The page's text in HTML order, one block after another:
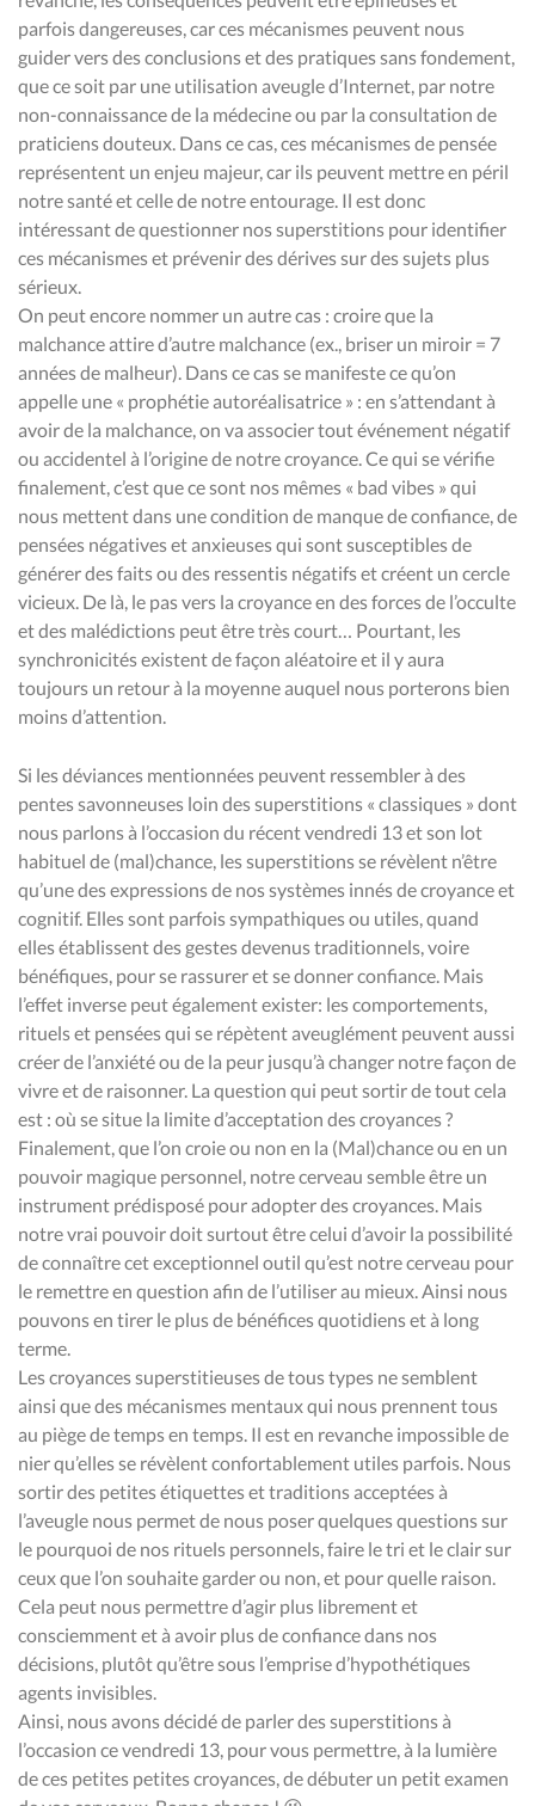
parfois dangereuses, car ces mécanismes peuvent nous
guider vers des conclusions et des pratiques sans fondement,
que ce soit par une utilisation aveugle d’Internet, par notre
non-connaissance de la médecine ou par la consultation de
praticiens douteux. Dans ce cas, ces mécanismes de pensée
représentent un enjeu majeur, car ils peuvent mettre en péril
notre santé et celle de notre entourage. Il est donc
intéressant de questionner nos superstitions pour identifier
ces mécanismes et prévenir des dérives sur des sujets plus
sérieux.
On peut encore nommer un autre cas : croire que la
malchance attire d’autre malchance (ex., briser un miroir = 7
années de malheur). Dans ce cas se manifeste ce qu’on
appelle une « prophétie autoréalisatrice » : en s’attendant à
avoir de la malchance, on va associer tout événement négatif
ou accidentel à l’origine de notre croyance. Ce qui se vérifie
finalement, c’est que ce sont nos mêmes « bad vibes » qui
nous mettent dans une condition de manque de confiance, de
pensées négatives et anxieuses qui sont susceptibles de
générer des faits ou des ressentis négatifs et créent un cercle
vicieux. De là, le pas vers la croyance en des forces de l’occulte
et des malédictions peut être très court… Pourtant, les
synchronicités existent de façon aléatoire et il y aura
toujours un retour à la moyenne auquel nous porterons bien
moins d’attention.
Si les déviances mentionnées peuvent ressembler à des
pentes savonneuses loin des superstitions « classiques » dont
nous parlons à l’occasion du récent vendredi 13 et son lot
habituel de (mal)chance, les superstitions se révèlent n’être
qu’une des expressions de nos systèmes innés de croyance et
cognitif. Elles sont parfois sympathiques ou utiles, quand
elles établissent des gestes devenus traditionnels, voire
bénéfiques, pour se rassurer et se donner confiance. Mais
l’effet inverse peut également exister: les comportements,
rituels et pensées qui se répètent aveuglément peuvent aussi
créer de l’anxiété ou de la peur jusqu’à changer notre façon de
vivre et de raisonner. La question qui peut sortir de tout cela
est : où se situe la limite d’acceptation des croyances ?
Finalement, que l’on croie ou non en la (Mal)chance ou en un
pouvoir magique personnel, notre cerveau semble être un
instrument prédisposé pour adopter des croyances. Mais
notre vrai pouvoir doit surtout être celui d’avoir la possibilité
de connaître cet exceptionnel outil qu’est notre cerveau pour
le remettre en question afin de l’utiliser au mieux. Ainsi nous
pouvons en tirer le plus de bénéfices quotidiens et à long
terme.
Les croyances superstitieuses de tous types ne semblent
ainsi que des mécanismes mentaux qui nous prennent tous
au piège de temps en temps. Il est en revanche impossible de
nier qu’elles se révèlent confortablement utiles parfois. Nous
sortir des petites étiquettes et traditions acceptées à
l’aveugle nous permet de nous poser quelques questions sur
le pourquoi de nos rituels personnels, faire le tri et le clair sur
ceux que l’on souhaite garder ou non, et pour quelle raison.
Cela peut nous permettre d’agir plus librement et
consciemment et à avoir plus de confiance dans nos
décisions, plutôt qu’être sous l’emprise d’hypothétiques
agents invisibles.
Ainsi, nous avons décidé de parler des superstitions à
l’occasion ce vendredi 13, pour vous permettre, à la lumière
de ces petites petites croyances, de débuter un petit examen